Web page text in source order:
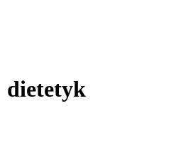
dietetyk